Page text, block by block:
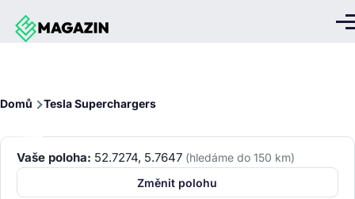
Přejít k hlavnímu obsahu
Domů Tesla Superchargers
Vaše poloha: 52.7274, 5.7647 (hledáme do 150 km)
Změnit polohu